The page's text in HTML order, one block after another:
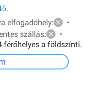
elfogadóhely:
•
szállás:
•
férőhelyes a földszínti.
franciaágy és két ill.